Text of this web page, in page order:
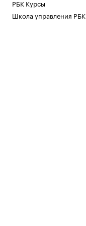
РБК Курсы
Школа управления РБК